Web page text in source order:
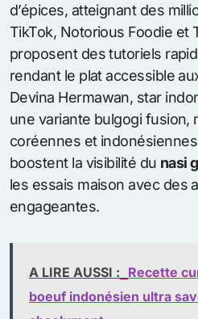
d’épices, atteignant des
TikTok, Notorious Foodie et
proposent des tutoriels
rendant le plat accessible
Devina Hermawan, star
une variante bulgogi fusion,
coréennes et
boostent la visibilité du nasi
les essais maison avec des
engageantes.
A LIRE AUSSI : Recette
boeuf indonésien ultra